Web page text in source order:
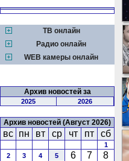
ТВ онлайн
Радио онлайн
WEB камеры онлайн
Архив новостей за
2025 2026
Архив новостей (Август 2026)
вс пн вт ср чт пт сб
1
2
3 4 5 6 7
8